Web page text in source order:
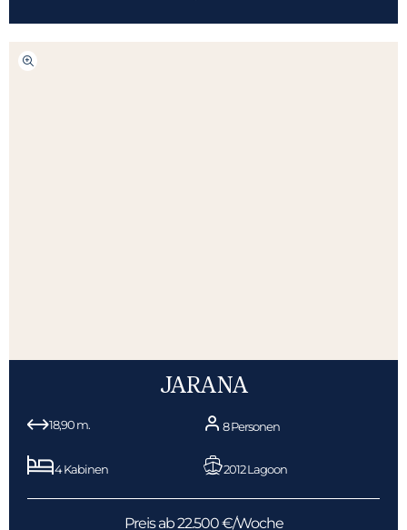
JARANA
18,90 m. 8 Personen
4 Kabinen 2012 Lagoon
Preis ab 22.500 €/Woche